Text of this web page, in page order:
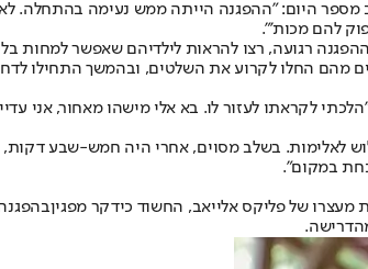
היום: "ההפגנה הייתה ממש נעימה בהתחלה.
להם מכות'".
ההפגנה רגועה, רצו להראות לילדיהם שאפשר
היו בהפגנה, ושניים מהם החלו לקרוע את השלטים,
לקראתו לעזור לו. בא אלי מישהו מאחור, אני
לאלימות. בשלב מסוים, אחרי היה חמש-שבע
במקום".
מעצרו של פליקס אלייאב, החשוד כידקר מפגין